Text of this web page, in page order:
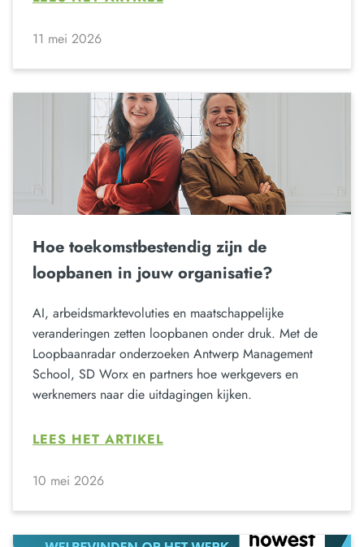
11 mei 2026
Hoe toekomstbestendig zijn de
loopbanen in jouw organisatie?
AI, arbeidsmarktevoluties en maatschappelijke
veranderingen zetten loopbanen onder druk. Met de
Loopbaanradar onderzoeken Antwerp Management
School, SD Worx en partners hoe werkgevers en
werknemers naar die uitdagingen kijken.
LEES HET ARTIKEL
10 mei 2026